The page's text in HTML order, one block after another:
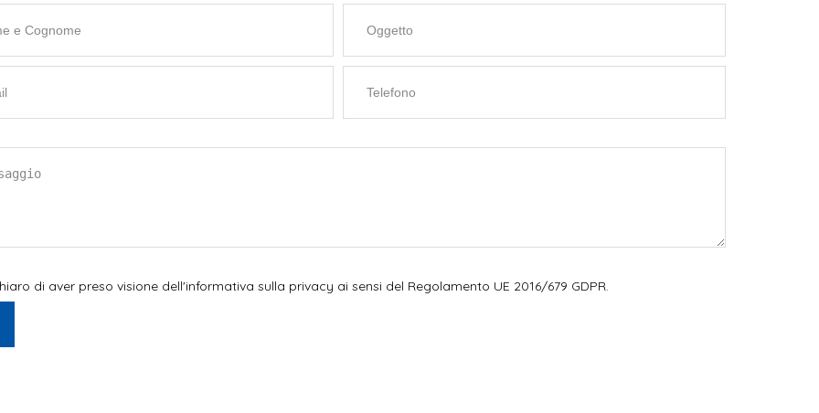
di aver preso visione dell'informativa sulla privacy ai sensi del Regolamento UE 2016/679 GDPR.